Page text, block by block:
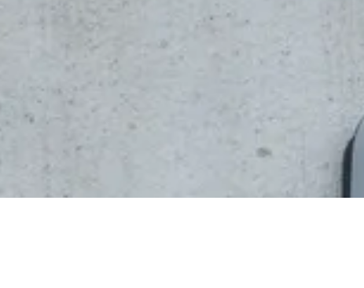
Copyright Blink Charging Co. © 2026
Πολιτική Απορρήτου
Sitemap